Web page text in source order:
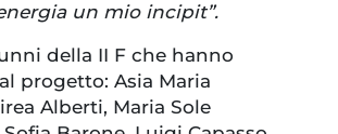
un mio incipit”.
della II F che hanno
progetto: Asia Maria
Alberti, Maria Sole